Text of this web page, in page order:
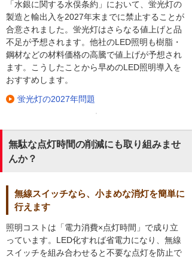
「水銀に関する水俣条約」において、蛍光灯の
製造と輸出入を2027年末までに禁止することが
合意されました。蛍光灯はさらなる値上げと品
不足が予想されます。他社のLED照明も樹脂・
鋼材などの材料価格の高騰で値上げが予想され
ます。こうしたことから早めのLED照明導入を
おすすめします。
蛍光灯の2027年問題
無駄な点灯時間の削減にも取り組みませ
んか？
無線スイッチなら、小まめな消灯を簡単に
行えます
照明コストは「電力消費×点灯時間」で成り立
っています。LED化すれば省電力になり、無線
スイッチを組み合わせると不要な点灯を防止で